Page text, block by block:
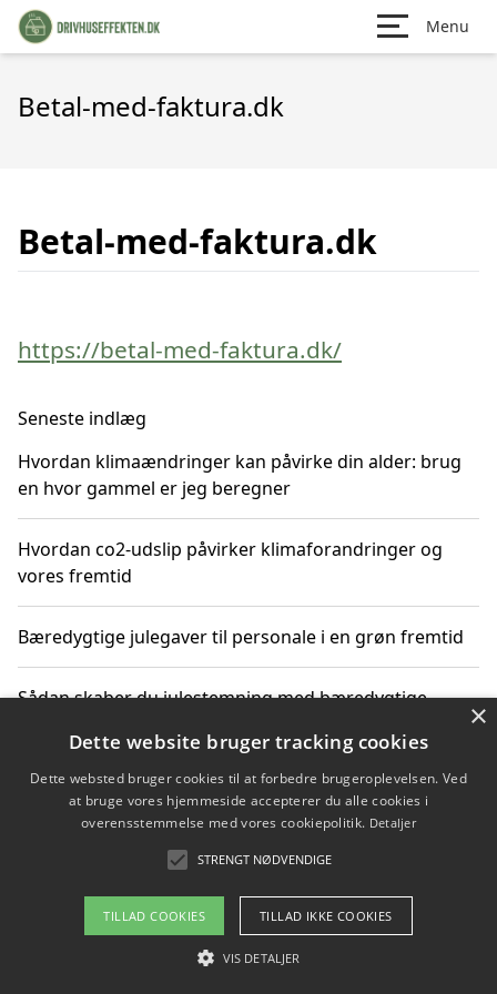
Menu
Betal-med-faktura.dk
Betal-med-faktura.dk
https://betal-med-faktura.dk/
Seneste indlæg
Hvordan klimaændringer kan påvirke din alder: brug
en hvor gammel er jeg beregner
Hvordan co2-udslip påvirker klimaforandringer og
vores fremtid
Bæredygtige julegaver til personale i en grøn fremtid
Sådan skaber du julestemning med bæredygtige
Sådan skaber du et bæredygtigt hjem med familien i
Copyright 2026 - Pilanto Aps
Om / kontakt
×
Dette website bruger tracking cookies
Dette websted bruger cookies til at forbedre brugeroplevelsen. Ved
at bruge vores hjemmeside accepterer du alle cookies i
overensstemmelse med vores cookiepolitik. Detaljer
STRENGT NØDVENDIGE
TILLAD COOKIES TILLAD IKKE COOKIES
VIS DETALJER